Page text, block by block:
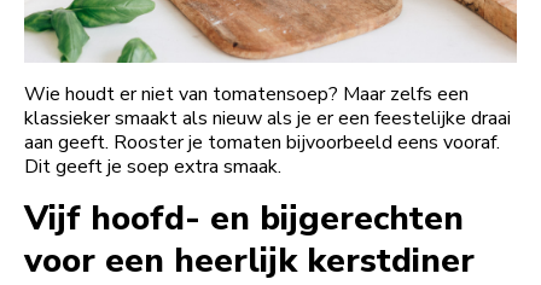
Wie houdt er niet van tomatensoep? Maar zelfs een
klassieker smaakt als nieuw als je er een feestelijke draai
aan geeft. Rooster je tomaten bijvoorbeeld eens vooraf.
Dit geeft je soep extra smaak.
Vijf hoofd- en bijgerechten
voor een heerlijk kerstdiner